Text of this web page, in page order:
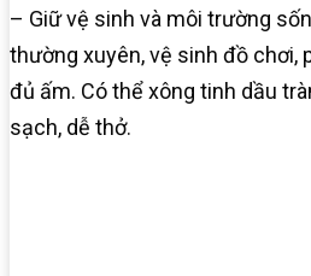
– Giữ vệ sinh và môi trường
thường xuyên, vệ sinh đồ chơi,
đủ ấm. Có thể xông tinh dầu
sạch, dễ thở.